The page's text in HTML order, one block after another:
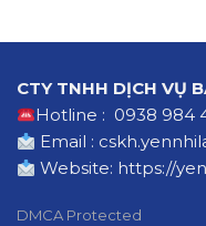
CTY TNHH DỊCH VỤ
Hotline : 0938 984
Email :
Website: https://
DMCA Protected